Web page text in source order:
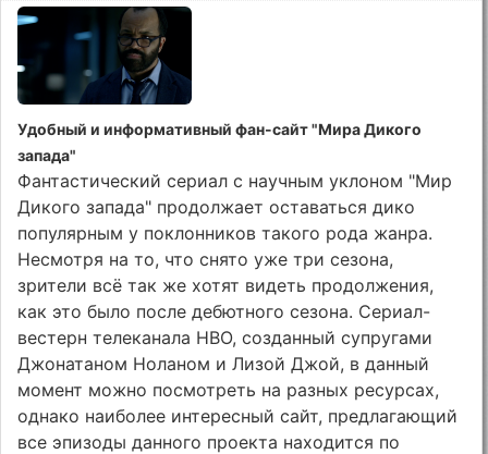
Удобный и информативный фан-сайт "Мира Дикого
запада"
Фантастический сериал с научным уклоном "Мир
Дикого запада" продолжает оставаться дико
популярным у поклонников такого рода жанра.
Несмотря на то, что снято уже три сезона,
зрители всё так же хотят видеть продолжения,
как это было после дебютного сезона. Сериал-
вестерн телеканала HBO, созданный супругами
Джонатаном Ноланом и Лизой Джой, в данный
момент можно посмотреть на разных ресурсах,
однако наиболее интересный сайт, предлагающий
все эпизоды данного проекта находится по